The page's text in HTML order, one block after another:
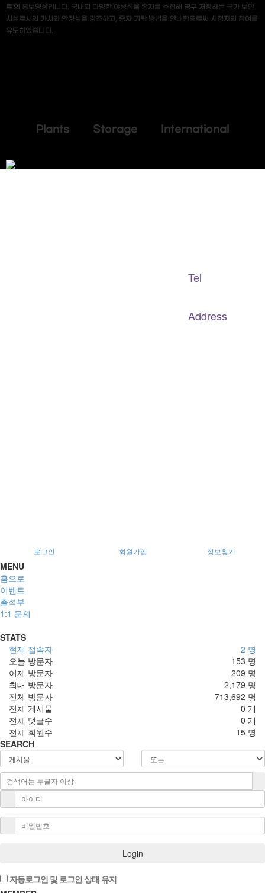
트’의 홍보영상입니다. 국내외 다양한 야생식물 종자를 수집해 영구 저장하는 국가 보안
시설로서의 가치와 안정성을 강조하고, 종자 기탁 방법을 안내함으로써 시청자의 참여를
유도하였습니다.
Plants Storage International
Tel
Address
로그인 회원가입 정보찾기
MENU
홈으로
이벤트
출석부
1:1 문의
STATS
2 명
현재 접속자
153 명
오늘 방문자
209 명
어제 방문자
2,179 명
최대 방문자
713,692 명
전체 방문자
0 개
전체 게시물
0 개
전체 댓글수
15 명
전체 회원수
SEARCH
Login
자동로그인 및 로그인 상태 유지